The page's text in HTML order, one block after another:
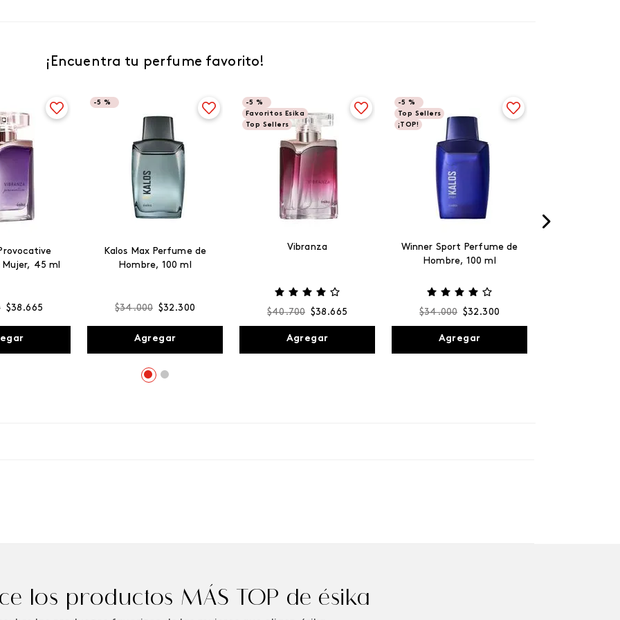
¡Encuentra tu perfume favorito!
45 ml
$38 .665
-5 %
Kalos Max Perfume de
Hombre, 100 ml
$34.000 $32 .300
Agregar
-5 %
Favoritos Esika
Top Sellers
Vibranza
$40.700 $38 .665
Agregar
-5 %
Top Sellers
¡TOP!
Winner Sport Perfume de
Hombre, 100 ml
$34.000 $32 .300
Agregar
los productos MÁS TOP de ésika